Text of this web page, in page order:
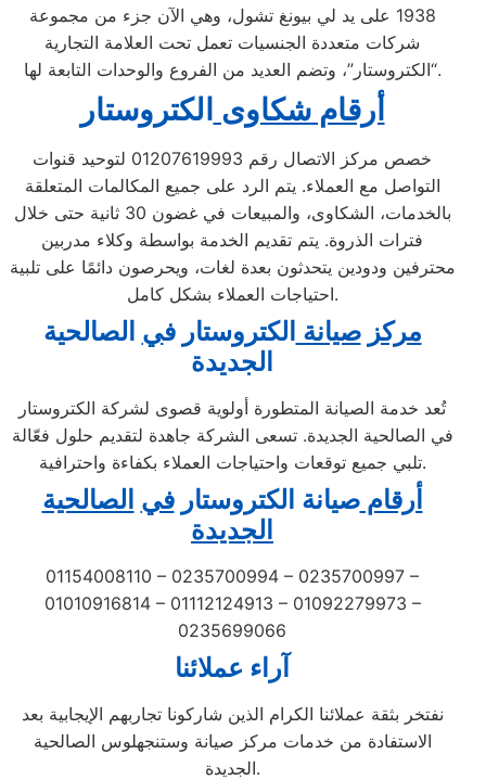
1938 على يد لي بيونغ تشول، وهي الآن جزء من مجموعة
شركات متعددة الجنسيات تعمل تحت العلامة التجارية
“الكتروستار”، وتضم العديد من الفروع والوحدات التابعة لها.
أرقام شكاوى الكتروستار
خصص مركز الاتصال رقم 01207619993 لتوحيد قنوات
التواصل مع العملاء. يتم الرد على جميع المكالمات المتعلقة
بالخدمات، الشكاوى، والمبيعات في غضون 30 ثانية حتى خلال
فترات الذروة. يتم تقديم الخدمة بواسطة وكلاء مدربين
محترفين ودودين يتحدثون بعدة لغات، ويحرصون دائمًا على تلبية
احتياجات العملاء بشكل كامل.
مركز صيانة الكتروستار في الصالحية
الجديدة
تُعد خدمة الصيانة المتطورة أولوية قصوى لشركة الكتروستار
في الصالحية الجديدة. تسعى الشركة جاهدة لتقديم حلول فعّالة
تلبي جميع توقعات واحتياجات العملاء بكفاءة واحترافية.
أرقامصيانة الكتروستارفي الصالحية
الجديدة
01154008110 – 0235700994 – 0235700997 –
01010916814 – 01112124913 – 01092279973 –
0235699066
آراء عملائنا
نفتخر بثقة عملائنا الكرام الذين شاركونا تجاربهم الإيجابية بعد
الاستفادة من خدمات مركز صيانة وستنجهلوس الصالحية
الجديدة.